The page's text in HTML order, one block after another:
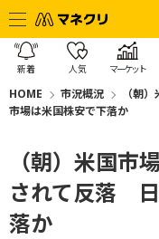
新着 人気 マーケット
HOME 市況概況
（朝
市場は米国株安で下落か
（朝）米国市
されて反落
落か